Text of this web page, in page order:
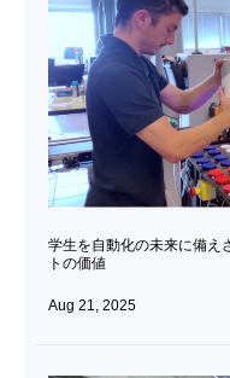
学生を自動化の未来に備え
トの価値
Aug 21, 2025